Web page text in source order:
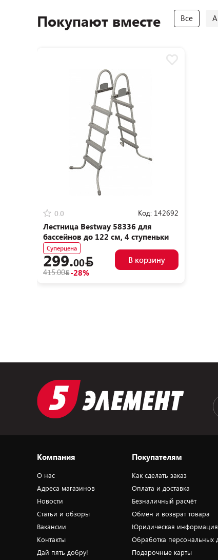
Покупают вместе Все
0.0 Код: 142692
Лестница Bestway 58336 для
бассейнов до 122 см, 4 ступеньки
Суперцена
299.00
415.00 -28%
В корзину
Компания
О нас
Адреса магазинов
Новости
Статьи и обзоры
Вакансии
Контакты
Дай пять добру!
Покупателям
Как сделать заказ
Оплата и доставка
Безналичный расчёт
Обмен и возврат товара
Юридическая информация
Обработка персональных
Подарочные карты